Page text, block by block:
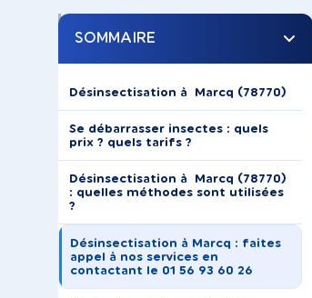
SOMMAIRE
Désinsectisation à Marcq (78770)
Se débarrasser insectes : quels
prix ? quels tarifs ?
Désinsectisation à Marcq (78770)
: quelles méthodes sont utilisées
?
Désinsectisation à Marcq : faites
appel à nos services en
contactant le 01 56 93 60 26